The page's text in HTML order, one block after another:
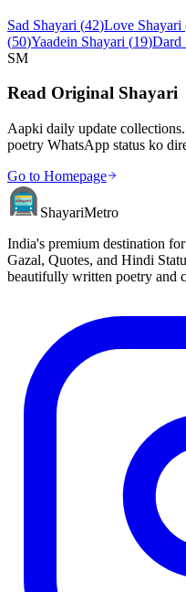
Sad Shayari (42)Love Shayari
(50)Yaadein Shayari (19)Dard
SM
Read Original Shayari
Aapki daily update
poetry WhatsApp status ko
Go to Homepage
ShayariMetro
India's premium destination
Gazal, Quotes, and Hindi
beautifully written poetry and